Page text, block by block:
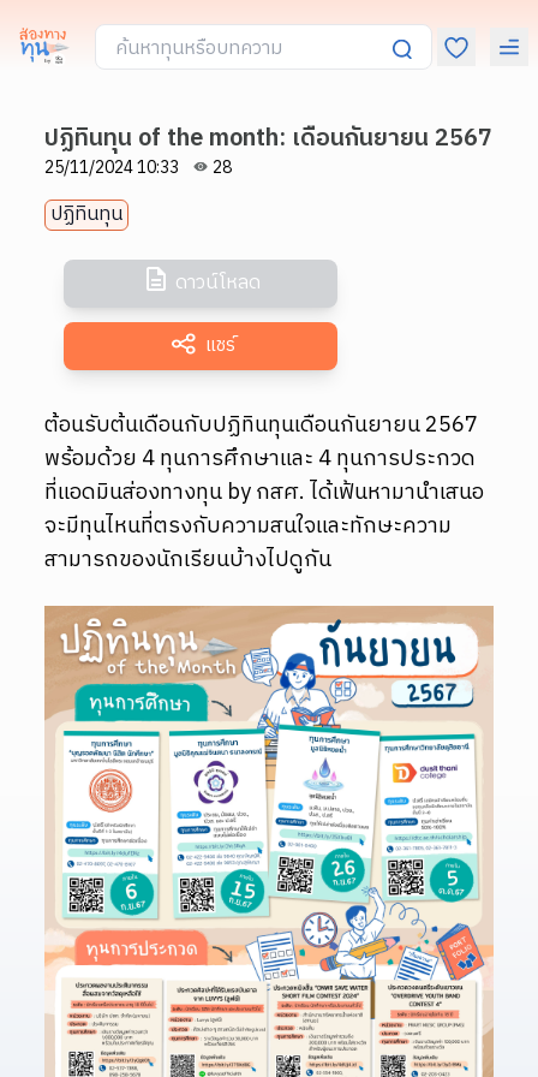
ปฏิทินทุน of the month: เดือนกันยายน 2567
25/11/2024 10:33 28
ปฏิทินทุน
ดาวน์โหลด
แชร์
ต้อนรับต้นเดือนกับปฏิทินทุนเดือนกันยายน 2567
พร้อมด้วย 4 ทุนการศึกษาและ 4 ทุนการประกวด
ที่แอดมินส่องทางทุน by กสศ. ได้เฟ้นหามานำเสนอ
จะมีทุนไหนที่ตรงกับความสนใจและทักษะความ
สามารถของนักเรียนบ้างไปดูกัน